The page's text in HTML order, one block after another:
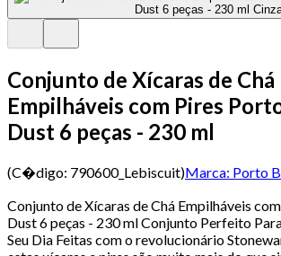
Conjunto de Xícaras de Chá
Empilháveis com Pires
Dust 6 peças - 230 ml
(C�digo: 790600_Lebiscuit)Marca: Porto
Conjunto de Xícaras de Chá Empilháveis
Dust 6 peças - 230 ml Conjunto Perfeito
Seu Dia Feitas com o revolucionário